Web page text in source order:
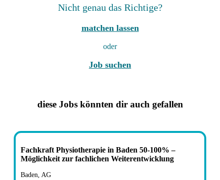
Nicht genau das Richtige?
matchen lassen
oder
Job suchen
diese Jobs könnten dir auch gefallen
Fachkraft Physiotherapie in Baden 50-100% –
Möglichkeit zur fachlichen Weiterentwicklung
Baden, AG